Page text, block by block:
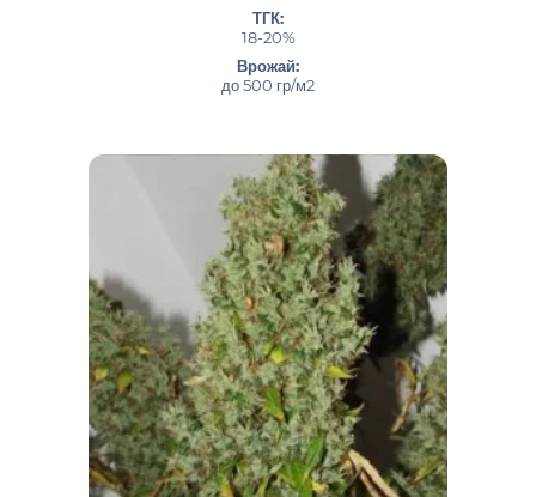
ТГК:
18-20%
Врожай:
до 500 гр/м2